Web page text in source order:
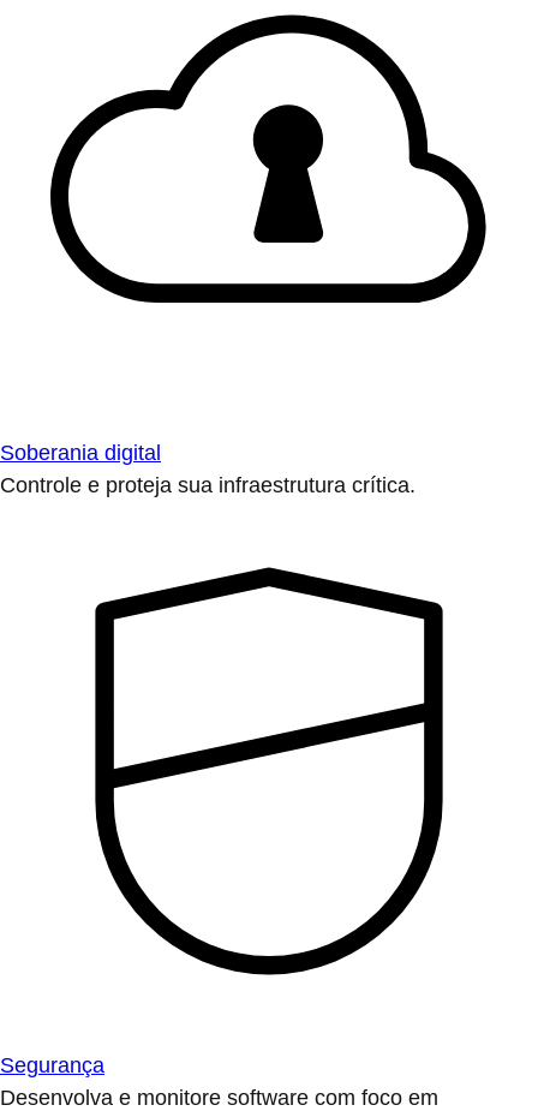
Soberania digital
Controle e proteja sua infraestrutura crítica.
Segurança
Desenvolva e monitore software com foco em